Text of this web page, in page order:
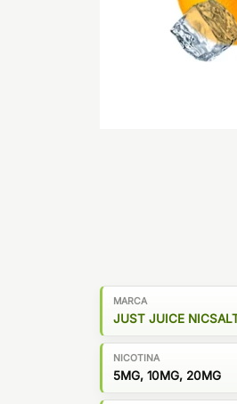
MARCA
JUST JUICE
NICOTINA
5MG, 10MG, 20MG